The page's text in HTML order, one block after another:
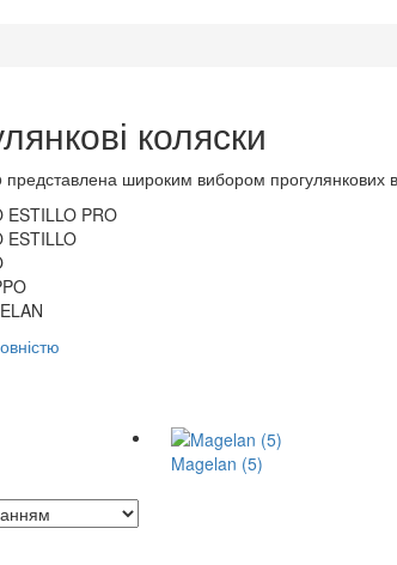
коляски
широким вибором прогулянкових
ESTILLO PRO
ESTILLO
Magelan (5)